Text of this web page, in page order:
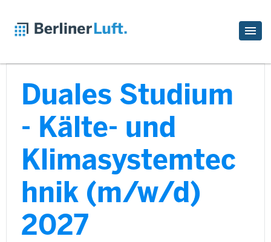
Duales Studium
- Kälte- und
Klimasystemtec
hnik (m/w/d)
2027